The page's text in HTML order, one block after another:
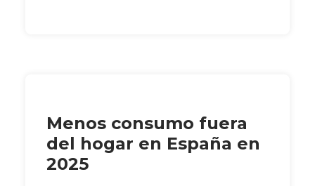
Menos consumo fuera
del hogar en España en
2025